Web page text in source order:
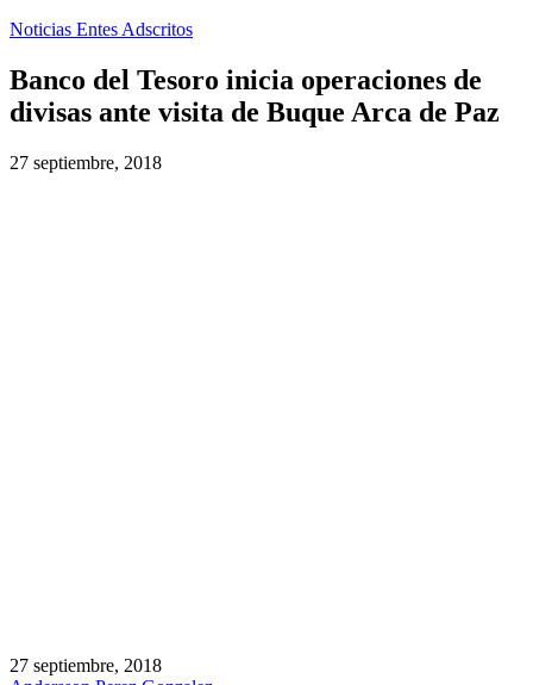
Noticias Entes Adscritos
Banco del Tesoro inicia operaciones de
divisas ante visita de Buque Arca de Paz
27 septiembre, 2018
27 septiembre, 2018